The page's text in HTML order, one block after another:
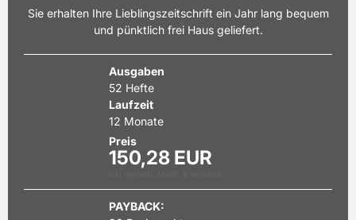
Kochen drehen, sondern auch wichtige Informationen zu
Finanzen und Recht liefern. Ein umfangreicher
Gesundheitsteil, in dem namhafte Experten zu Wort
kommen, rundet den redaktionellen Teil ab. Frau aktuell ist
die Unterhaltungszeitschrift für die moderne Frau von
heute, die als Miniabo zum Schnuppern, als Jahresabo
oder Halbjahresabo bestellt werden kann. Frau aktuell im
Abo sichert wertvolle Preisvorteile und garantiert einen
lückenlosen Bezug, um keine Informationen zu verpassen.
Sie erhalten Ihre Lieblingszeitschrift ein Jahr lang bequem
und pünktlich frei Haus geliefert.
Ausgaben
52 Hefte
Laufzeit
12 Monate
Preis
150,28 EUR
PAYBACK: